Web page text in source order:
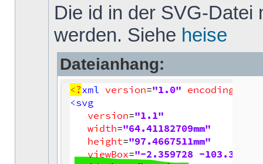
Die id in der SVG-Datei
werden. Siehe heise
Dateianhang: